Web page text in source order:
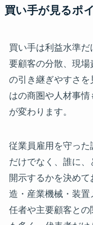
買い手が見るポ
買い手は利益水準
要顧客の分散、現
の引き継ぎやすさ
はの商圏や人材事
が変わります。
従業員雇用を守っ
だけでなく、誰に
開示するかを決め
造・産業機械・装
任者や主要顧客との